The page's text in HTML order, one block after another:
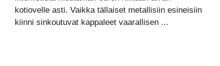
kotiovelle asti. Vaikka tällaiset metallisiin esineisiin
kiinni sinkoutuvat kappaleet vaarallisen ...